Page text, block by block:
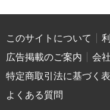
このサイトについて
広告掲載のご案内
会
特定商取引法に基づく
よくある質問